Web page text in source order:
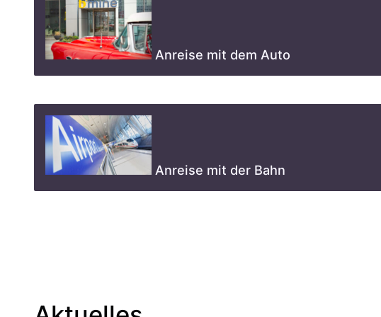
Anreise mit dem Auto
Anreise mit der Bahn